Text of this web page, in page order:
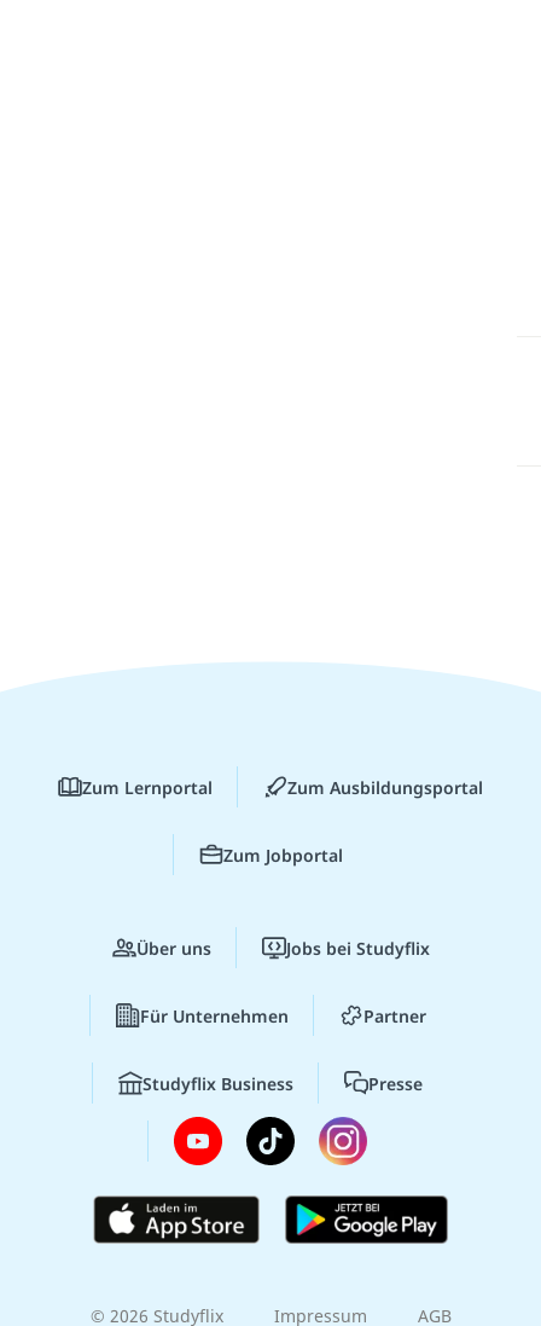
Zum Lernportal Zum Ausbildungsportal
Zum Jobportal
Über uns Jobs bei Studyflix
Für Unternehmen Partner
Studyflix Business Presse
© 2026 Studyflix Impressum AGB